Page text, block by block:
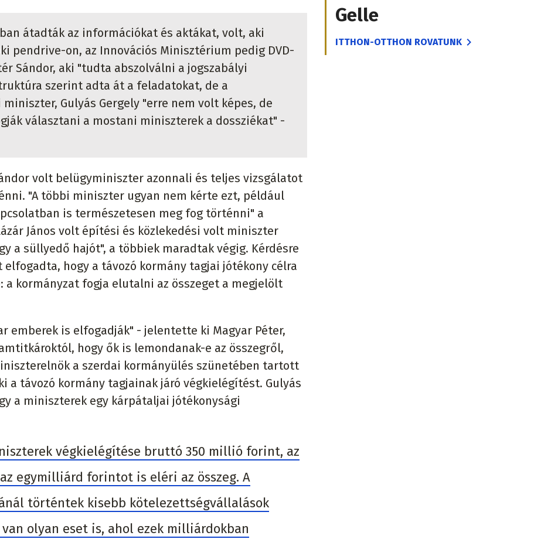
átadták az információkat és aktákat, volt, aki
pendrive-on, az Innovációs Minisztérium pedig DVD-
Sándor, aki "tudta abszolválni a jogszabályi
szerint adta át a feladatokat, de a
Gulyás Gergely "erre nem volt képes, de
választani a mostani miniszterek a dossziékat" -
volt belügyminiszter azonnali és teljes vizsgálatot
"A többi miniszter ugyan nem kérte ezt, például
is természetesen meg fog történni" a
János volt építési és közlekedési volt miniszter
a süllyedő hajót", a többiek maradtak végig. Kérdésre
hogy a távozó kormány tagjai jótékony célra
kormányzat fogja elutalni az összeget a megjelölt
emberek is elfogadják" - jelentette ki Magyar Péter,
hogy ők is lemondanak-e az összegről,
a szerdai kormányülés szünetében tartott
távozó kormány tagjainak járó végkielégítést. Gulyás
a miniszterek egy kárpátaljai jótékonysági
végkielégítése bruttó 350 millió forint, az
egymilliárd forintot is eléri az összeg. A
történtek kisebb kötelezettségvállalások
olyan eset is, ahol ezek milliárdokban
Gelle
ITTHON-OTTHON ROVATUNK